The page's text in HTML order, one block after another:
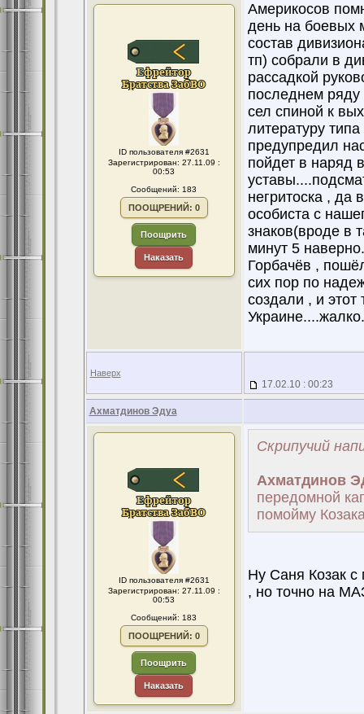
ID пользователя #2631
Зарегистрирован: 27.11.09 :
00:53
Сообщений: 183
ПООЩРЕНИЙ: 0
Поощрить
Наказать
Америкосов
день на боевых
состав
тп) собрали в
рассадкой
последнем ряду
сел спиной к
литературу
предупредил
пойдет в наряд
негритоска , да
особиста с
знаков(вроде в
минут 5
Горбачёв ,
сих пор по
создали , и этот
Наверх
17.02.10 : 00:23
Ахматдинов Эдуа
ID пользователя #2631
Зарегистрирован: 27.11.09 :
00:53
Сообщений: 183
ПООЩРЕНИЙ: 0
Поощрить
Наказать
Скрипучий
Ахматдинов
передомной
помойму
Ну Саня Козак
, но точно на